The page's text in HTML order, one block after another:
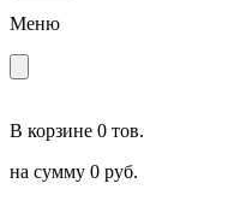
Меню
В корзине 0 тов.
на сумму 0 руб.